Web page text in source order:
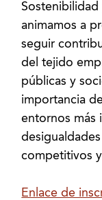
animamos a
seguir
del tejido
públicas y
importancia
entornos más
competitivos
Enlace de